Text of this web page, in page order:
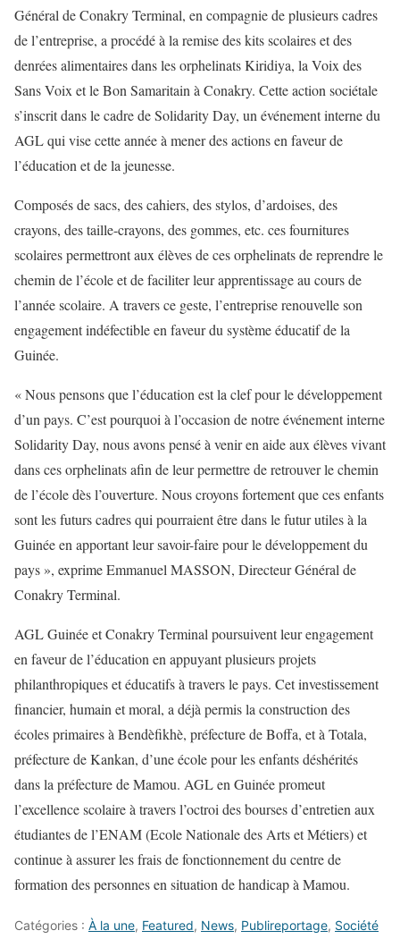
Général de Conakry Terminal, en compagnie de plusieurs cadres
de l’entreprise, a procédé à la remise des kits scolaires et des
denrées alimentaires dans les orphelinats Kiridiya, la Voix des
Sans Voix et le Bon Samaritain à Conakry. Cette action sociétale
s’inscrit dans le cadre de Solidarity Day, un événement interne du
AGL qui vise cette année à mener des actions en faveur de
l’éducation et de la jeunesse.
Composés de sacs, des cahiers, des stylos, d’ardoises, des
crayons, des taille-crayons, des gommes, etc. ces fournitures
scolaires permettront aux élèves de ces orphelinats de reprendre le
chemin de l’école et de faciliter leur apprentissage au cours de
l’année scolaire. A travers ce geste, l’entreprise renouvelle son
engagement indéfectible en faveur du système éducatif de la
Guinée.
« Nous pensons que l’éducation est la clef pour le développement
d’un pays. C’est pourquoi à l’occasion de notre événement interne
Solidarity Day, nous avons pensé à venir en aide aux élèves vivant
dans ces orphelinats afin de leur permettre de retrouver le chemin
de l’école dès l’ouverture. Nous croyons fortement que ces enfants
sont les futurs cadres qui pourraient être dans le futur utiles à la
Guinée en apportant leur savoir-faire pour le développement du
pays », exprime Emmanuel MASSON, Directeur Général de
Conakry Terminal.
AGL Guinée et Conakry Terminal poursuivent leur engagement
en faveur de l’éducation en appuyant plusieurs projets
philanthropiques et éducatifs à travers le pays. Cet investissement
financier, humain et moral, a déjà permis la construction des
écoles primaires à Bendèfikhè, préfecture de Boffa, et à Totala,
préfecture de Kankan, d’une école pour les enfants déshérités
dans la préfecture de Mamou. AGL en Guinée promeut
l’excellence scolaire à travers l’octroi des bourses d’entretien aux
étudiantes de l’ENAM (Ecole Nationale des Arts et Métiers) et
continue à assurer les frais de fonctionnement du centre de
formation des personnes en situation de handicap à Mamou.
Catégories : À la une, Featured, News, Publireportage, Société